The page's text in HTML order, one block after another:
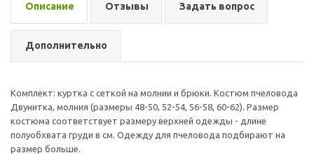
Описание Отзывы Задать вопрос
Дополнительно
Комплект: куртка с сеткой на молнии и брюки. Костюм пчеловода
Двунитка, молния (размеры 48-50, 52-54, 56-58, 60-62). Размер
костюма соответствует размеру верхней одежды - длине
полуобхвата груди в см. Одежду для пчеловода подбирают на
размер больше.